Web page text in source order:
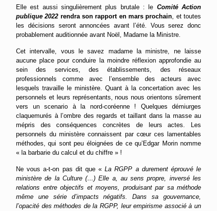
Elle est aussi singulièrement plus brutale : le Comité Action
publique 2022 rendra son rapport en mars prochain, et toutes
les décisions seront annoncées avant l’été. Vous serez donc
probablement auditionnée avant Noël, Madame la Ministre.
Cet intervalle, vous le savez madame la ministre, ne laisse
aucune place pour conduire la moindre réflexion approfondie au
sein des services, des établissements, des réseaux
professionnels comme avec l’ensemble des acteurs avec
lesquels travaille le ministère. Quant à la concertation avec les
personnels et leurs représentants, nous nous orientons sûrement
vers un scenario à la nord-coréenne ! Quelques démiurges
claquemurés à l’ombre des regards et taillant dans la masse au
mépris des conséquences concrètes de leurs actes. Les
personnels du ministère connaissent par cœur ces lamentables
méthodes, qui sont peu éloignées de ce qu’Edgar Morin nomme
« la barbarie du calcul et du chiffre » !
Ne vous a-t-on pas dit que «La RGPP a durement éprouvé le
ministère de la Culture (…) Elle a, au sens propre, inversé les
relations entre objectifs et moyens, produisant par sa méthode
même une série d’impacts négatifs. Dans sa gouvernance,
l’opacité des méthodes de la RGPP, leur empirisme associé à un